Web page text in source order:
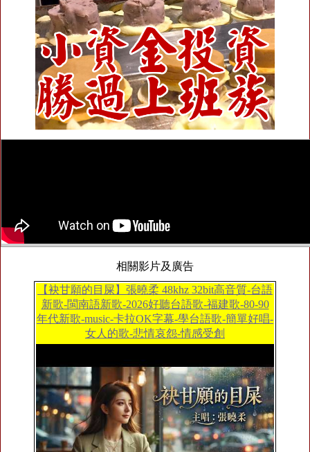
相關影片及廣告
【袂甘願的目屎】張曉柔 48khz 32bit高音質-台語
新歌-閩南語新歌-2026好聽台語歌-福建歌-80-90
年代新歌-music-卡拉OK字幕-學台語歌-簡單好唱-
女人的歌-悲情哀怨-情感受創